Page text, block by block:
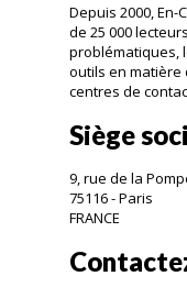
Depuis 2000,
de 25 000
problématiques,
outils en matière
centres de
Siège
9, rue de la
75116 - Paris
FRANCE